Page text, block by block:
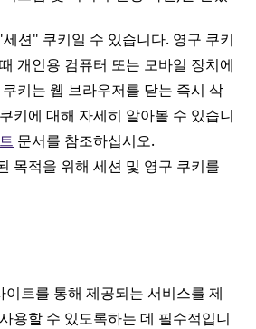
션" 쿠키일 수 있습니다. 영구 쿠키
개인용 컴퓨터 또는 모바일 장치에
키는 웹 브라우저를 닫는 즉시 삭
키에 대해 자세히 알아볼 수 있습니
문서를 참조하십시오.
목적을 위해 세션 및 영구 쿠키를
이트를 통해 제공되는 서비스를 제
용할 수 있도록하는 데 필수적입니